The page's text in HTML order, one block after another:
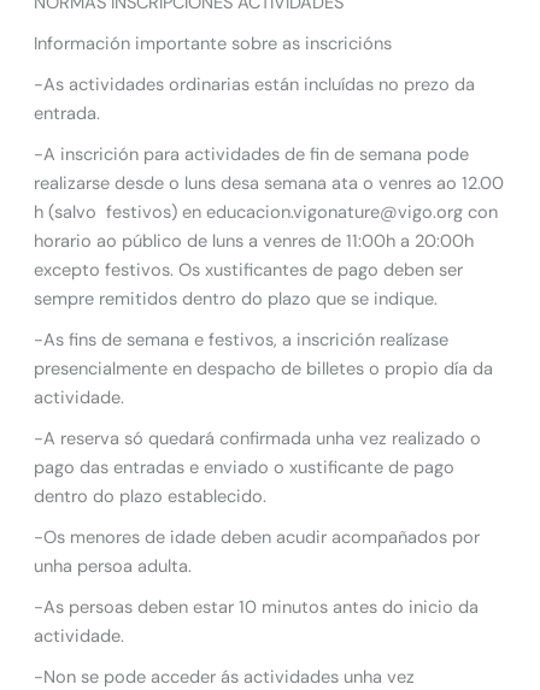
Información importante sobre as inscricións
-As actividades ordinarias están incluídas no prezo da
entrada.
-A inscrición para actividades de fin de semana pode
realizarse desde o luns desa semana ata o venres ao 12.00
h (salvo festivos) en educacion.vigonature@vigo.org con
horario ao público de luns a venres de 11:00h a 20:00h
excepto festivos. Os xustificantes de pago deben ser
sempre remitidos dentro do plazo que se indique.
-As fins de semana e festivos, a inscrición realízase
presencialmente en despacho de billetes o propio día da
actividade.
-A reserva só quedará confirmada unha vez realizado o
pago das entradas e enviado o xustificante de pago
dentro do plazo establecido.
-Os menores de idade deben acudir acompañados por
unha persoa adulta.
-As persoas deben estar 10 minutos antes do inicio da
actividade.
-Non se pode acceder ás actividades unha vez